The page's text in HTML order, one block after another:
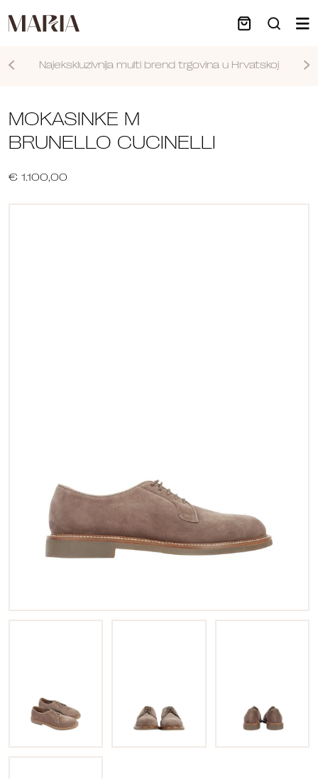
Najekskluzivnija multi brend trgovina u Hrvatskoj
MOKASINKE M
BRUNELLO CUCINELLI
€ 1.100,00